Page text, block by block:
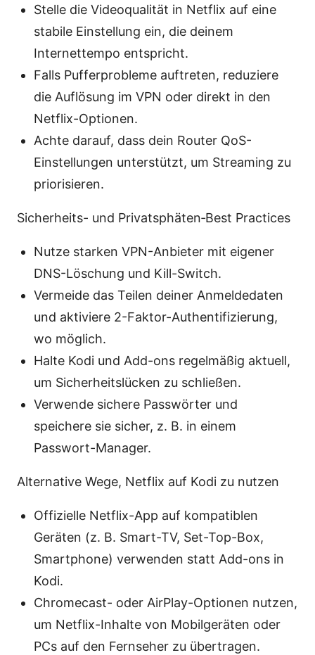
Stelle die Videoqualität in Netflix auf eine
stabile Einstellung ein, die deinem
Internettempo entspricht.
Falls Pufferprobleme auftreten, reduziere
die Auflösung im VPN oder direkt in den
Netflix-Optionen.
Achte darauf, dass dein Router QoS-
Einstellungen unterstützt, um Streaming zu
priorisieren.
Sicherheits- und Privatsphäten‑Best Practices
Nutze starken VPN-Anbieter mit eigener
DNS-Löschung und Kill-Switch.
Vermeide das Teilen deiner Anmeldedaten
und aktiviere 2-Faktor-Authentifizierung,
wo möglich.
Halte Kodi und Add-ons regelmäßig aktuell,
um Sicherheitslücken zu schließen.
Verwende sichere Passwörter und
speichere sie sicher, z. B. in einem
Passwort-Manager.
Alternative Wege, Netflix auf Kodi zu nutzen
Offizielle Netflix-App auf kompatiblen
Geräten (z. B. Smart-TV, Set-Top-Box,
Smartphone) verwenden statt Add-ons in
Kodi.
Chromecast- oder AirPlay-Optionen nutzen,
um Netflix-Inhalte von Mobilgeräten oder
PCs auf den Fernseher zu übertragen.